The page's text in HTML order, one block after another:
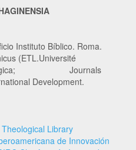
Instituto Bíblico. Roma.
(ETL.Université
Bélgica; Journals
Development.
Library
de Innovación